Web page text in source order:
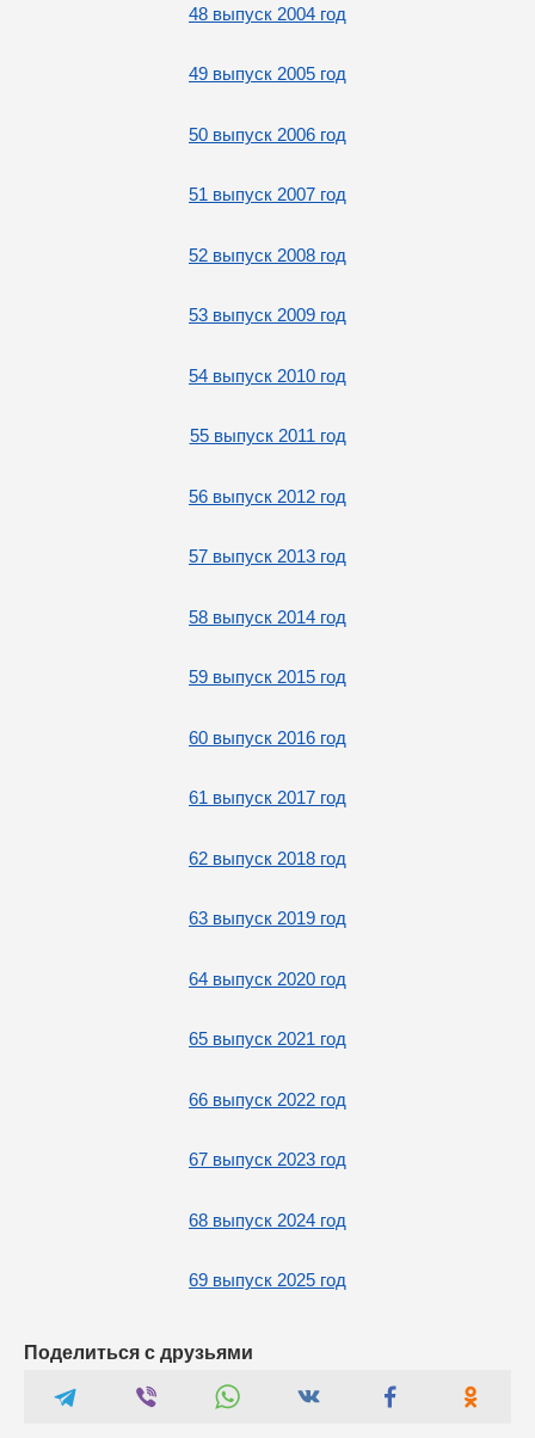
48 выпуск 2004 год
49 выпуск 2005 год
50 выпуск 2006 год
51 выпуск 2007 год
52 выпуск 2008 год
53 выпуск 2009 год
54 выпуск 2010 год
55 выпуск 2011 год
56 выпуск 2012 год
57 выпуск 2013 год
58 выпуск 2014 год
59 выпуск 2015 год
60 выпуск 2016 год
61 выпуск 2017 год
62 выпуск 2018 год
63 выпуск 2019 год
64 выпуск 2020 год
65 выпуск 2021 год
66 выпуск 2022 год
67 выпуск 2023 год
68 выпуск 2024 год
69 выпуск 2025 год
Поделиться с друзьями